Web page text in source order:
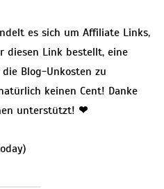
es sich um Affiliate Links,
diesen Link bestellt, eine
Blog-Unkosten zu
keinen Cent! Danke
unterstützt! ❤